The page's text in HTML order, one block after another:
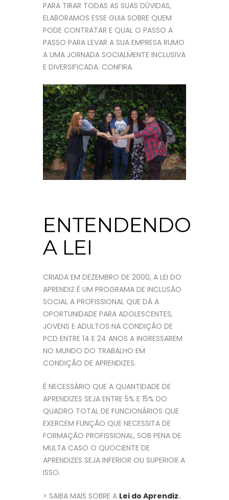
PARA TIRAR TODAS AS SUAS DÚVIDAS,
ELABORAMOS ESSE GUIA SOBRE QUEM
PODE CONTRATAR E QUAL O PASSO A
PASSO PARA LEVAR A SUA EMPRESA RUMO
A UMA JORNADA SOCIALMENTE INCLUSIVA
E DIVERSIFICADA. CONFIRA.
ENTENDENDO
A LEI
CRIADA EM DEZEMBRO DE 2000, A LEI DO
APRENDIZ É UM PROGRAMA DE INCLUSÃO
SOCIAL A PROFISSIONAL QUE DÁ A
OPORTUNIDADE PARA ADOLESCENTES,
JOVENS E ADULTOS NA CONDIÇÃO DE
PCD ENTRE 14 E 24 ANOS A INGRESSAREM
NO MUNDO DO TRABALHO EM
CONDIÇÃO DE APRENDIZES.
É NECESSÁRIO QUE A QUANTIDADE DE
APRENDIZES SEJA ENTRE 5% E 15% DO
QUADRO TOTAL DE FUNCIONÁRIOS QUE
EXERCEM FUNÇÃO QUE NECESSITA DE
FORMAÇÃO PROFISSIONAL, SOB PENA DE
MULTA CASO O QUOCIENTE DE
APRENDIZES SEJA INFERIOR OU SUPERIOR A
ISSO.
> SAIBA MAIS SOBRE A Lei do Aprendiz.